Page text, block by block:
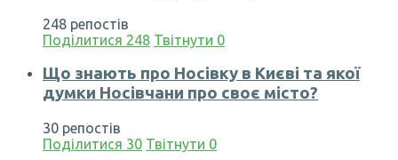
248 репостів
Поділитися 248 Твітнути 0
Що знають про Носівку в Києві та якої
думки Носівчани про своє місто?
30 репостів
Поділитися 30 Твітнути 0